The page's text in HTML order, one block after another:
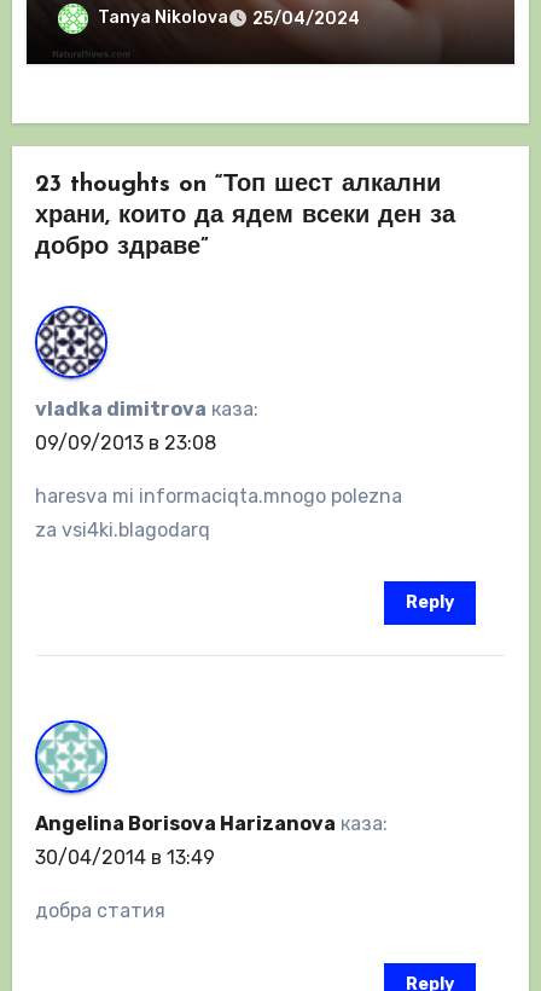
Tanya Nikolova 25/04/2024
23 thoughts on “Топ шест алкални
храни, които да ядем всеки ден за
добро здраве”
vladka dimitrova каза:
09/09/2013 в 23:08
haresva mi informaciqta.mnogo polezna
za vsi4ki.blagodarq
Reply
Angelina Borisova Harizanova каза:
30/04/2014 в 13:49
добра статия
Reply